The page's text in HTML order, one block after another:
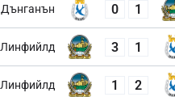
Дънганън 0 1
Линфийлд 3 1
Линфийлд 1 2